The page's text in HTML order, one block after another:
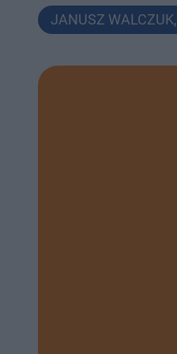
JANUSZ WALCZUK,